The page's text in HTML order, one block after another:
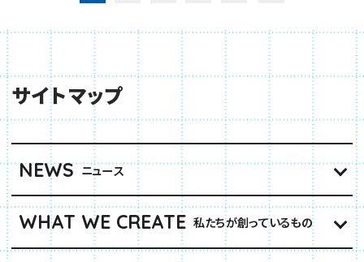
サイトマップ
NEWS ニュース
WHAT WE CREATE 私たちが創っているもの